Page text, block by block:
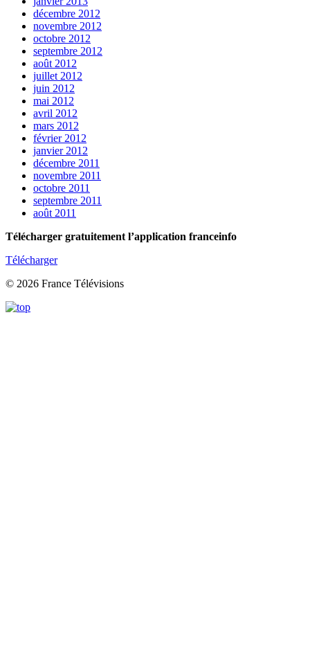
décembre 2012
novembre 2012
octobre 2012
septembre 2012
août 2012
juillet 2012
juin 2012
mai 2012
avril 2012
mars 2012
février 2012
janvier 2012
décembre 2011
novembre 2011
octobre 2011
septembre 2011
août 2011
Télécharger gratuitement l’application franceinfo
Télécharger
© 2026 France Télévisions